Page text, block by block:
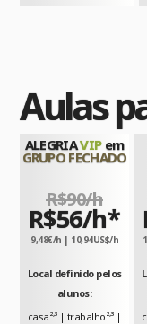
Aulas
ALEGRIAVIPem
GRUPO FECHADO
R$90/h
R$56/h*
9,48€/h | 10,94US$/h
Local definido pelos
alunos:
casa²,³ | trabalho²,³ |